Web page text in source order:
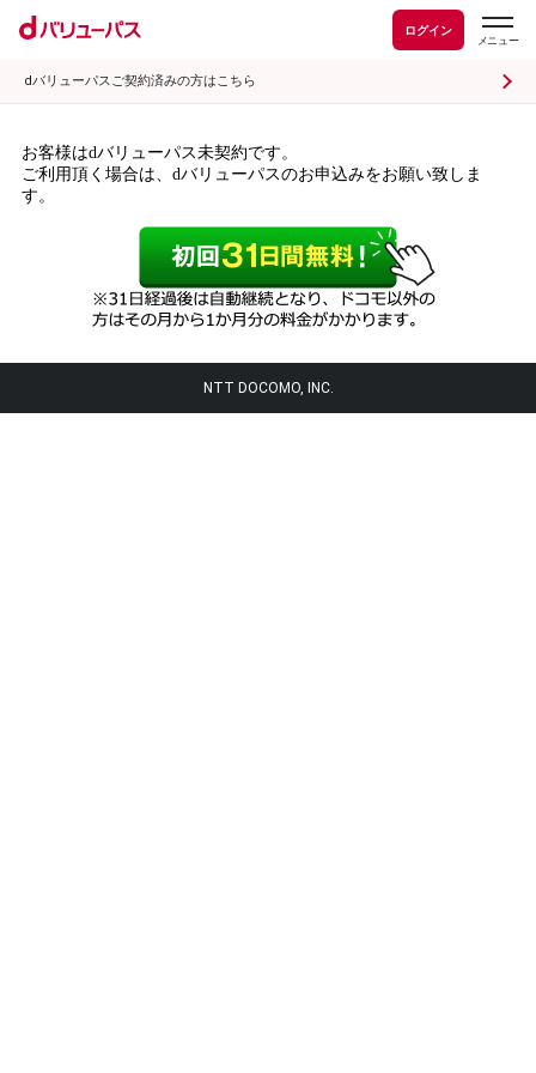
ログイン
dバリューパスご契約済みの方はこちら
お客様はdバリューパス未契約です。
ご利用頂く場合は、dバリューパスのお申込みをお願い致しま
す。
NTT DOCOMO, INC.